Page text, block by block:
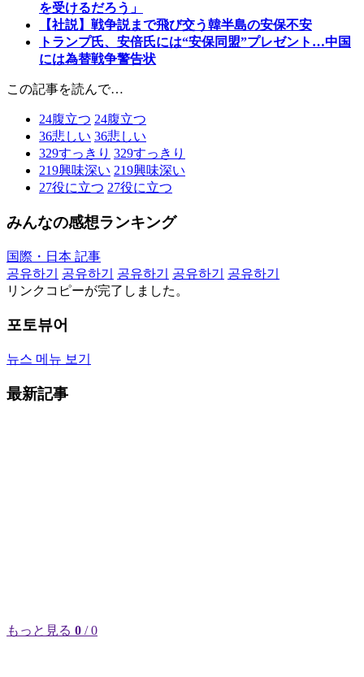
を受けるだろう」
【社説】戦争説まで飛び交う韓半島の安保不安
トランプ氏、安倍氏には“安保同盟”プレゼント…中国
には為替戦争警告状
この記事を読んで…
24腹立つ 24腹立つ
36悲しい 36悲しい
329すっきり 329すっきり
219興味深い 219興味深い
27役に立つ 27役に立つ
みんなの感想ランキング
国際・日本 記事
공유하기
공유하기 공유하기 공유하기
공유하기
リンクコピーが完了しました。
포토뷰어
뉴스 메뉴 보기
最新記事
もっと見る 0 / 0